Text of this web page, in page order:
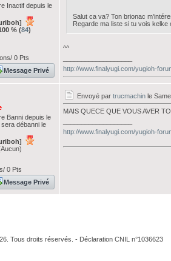
Inactif depuis le
% (84)
0 Pts
Message Privé
Salut ca va? Ton brionac
Regarde ma liste si tu vois kelke
^^
http://www.finalyugi.com/yugioh-
Banni depuis le
débanni le
0 Pts
Message Privé
Envoyé par trucmachin le
MAIS QUECE QUE VOUS AVER
http://www.finalyugi.com/yugioh-
Tous droits réservés. - Déclaration CNIL n°1036623